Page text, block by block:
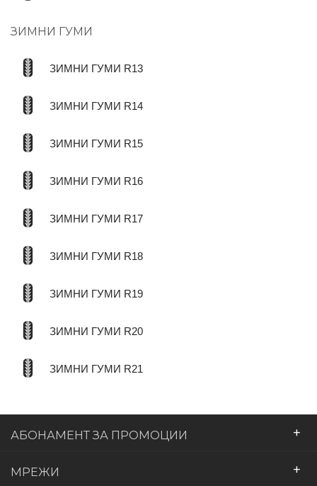
ЗИМНИ ГУМИ
ЗИМНИ ГУМИ R13
ЗИМНИ ГУМИ R14
ЗИМНИ ГУМИ R15
ЗИМНИ ГУМИ R16
ЗИМНИ ГУМИ R17
ЗИМНИ ГУМИ R18
ЗИМНИ ГУМИ R19
ЗИМНИ ГУМИ R20
ЗИМНИ ГУМИ R21
АБОНАМЕНТ ЗА ПРОМОЦИИ +
МРЕЖИ +